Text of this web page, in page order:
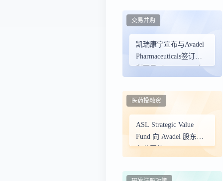
凯瑞康宁宣布与Avadel
Pharmaceuticals签订韦
利西贝（Valiloxybate）
交易并购
ASL Strategic Value
Fund 向 Avadel 股东发
布公开信
医药投融资